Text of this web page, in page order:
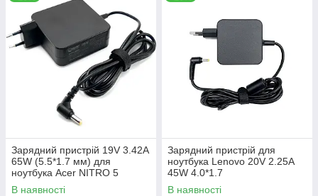
Зарядний пристрій 19V 3.42A
65W (5.5*1.7 мм) для
ноутбука Acer NITRO 5
AN515-31 65
В наявності
Зарядний пристрій для
ноутбука Lenovo 20V 2.25A
45W 4.0*1.7
В наявності